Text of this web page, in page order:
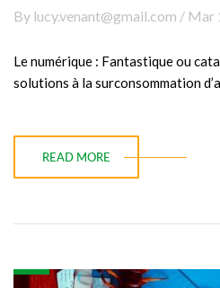
By lucy.venant@gmail.com / Mar
Le numérique : Fantastique ou
solutions à la surconsommation
READ MORE